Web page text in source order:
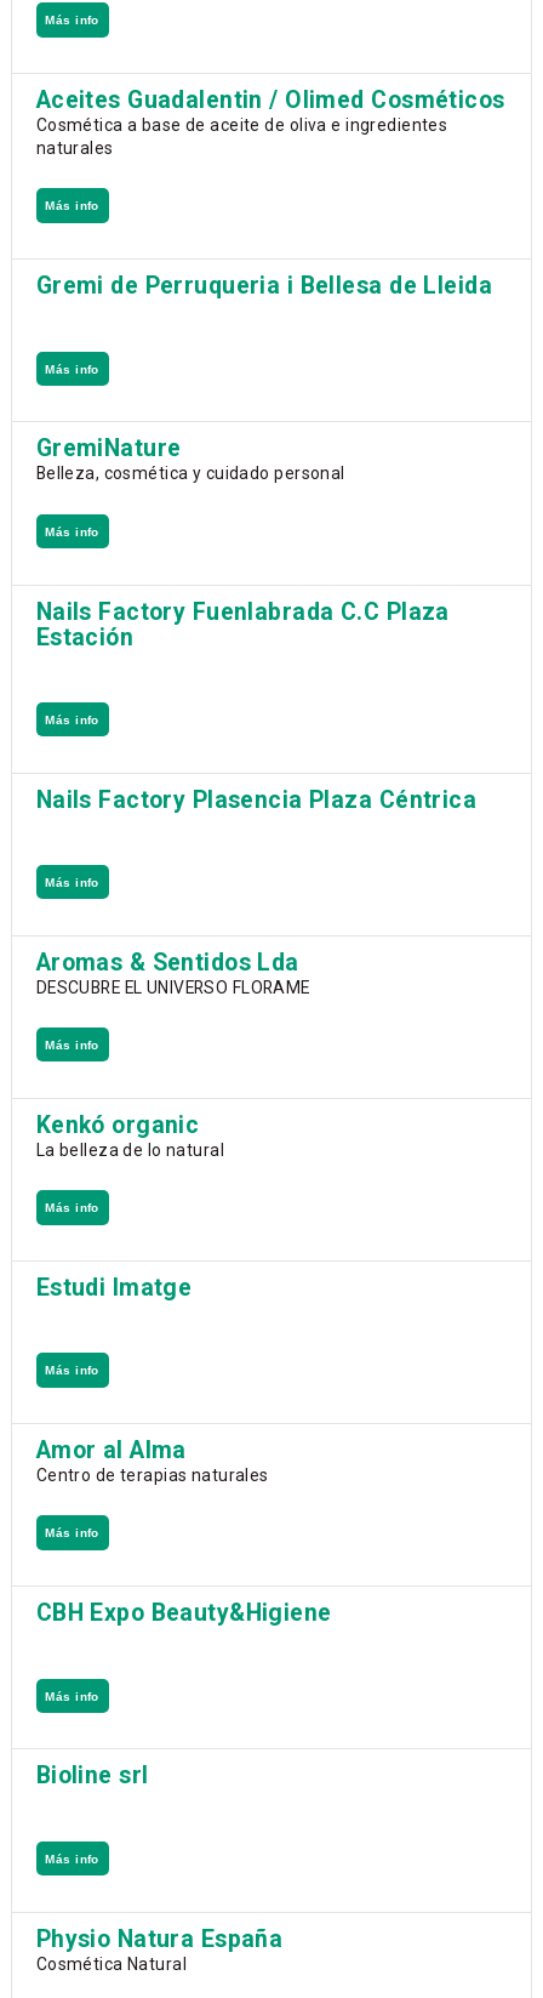
Más info
Aceites Guadalentin / Olimed Cosméticos
Cosmética a base de aceite de oliva e ingredientes
naturales
Más info
Gremi de Perruqueria i Bellesa de Lleida
Más info
GremiNature
Belleza, cosmética y cuidado personal
Más info
Nails Factory Fuenlabrada C.C Plaza
Estación
Más info
Nails Factory Plasencia Plaza Céntrica
Más info
Aromas & Sentidos Lda
DESCUBRE EL UNIVERSO FLORAME
Más info
Kenkó organic
La belleza de lo natural
Más info
Estudi Imatge
Más info
Amor al Alma
Centro de terapias naturales
Más info
CBH Expo Beauty&Higiene
Más info
Bioline srl
Más info
Physio Natura España
Cosmética Natural